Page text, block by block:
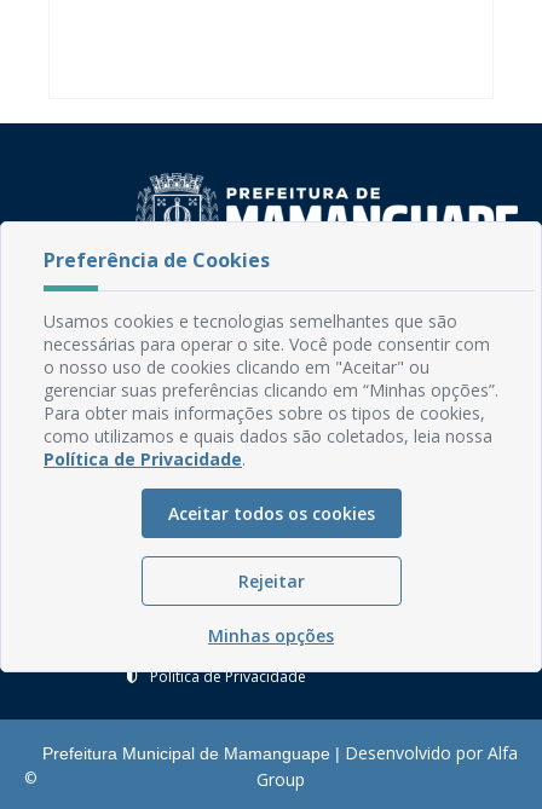
CEP: 58.280-000 - Mamanguape/PB
Fone: (83) 3292-2246
Email: comunicacao@mamanguape.pb.gov.br
Expediente: Segunda à Sexta, das 08h às 13h
Mapa do Site
Perguntas frequentes
Ouvidoria
Serviços Internos
Política de Privacidade
©
Prefeitura Municipal de Mamanguape | Desenvolvido por Alfa
Group
Preferência de Cookies
Usamos cookies e tecnologias semelhantes que são
necessárias para operar o site. Você pode consentir com
o nosso uso de cookies clicando em "Aceitar" ou
gerenciar suas preferências clicando em “Minhas opções”.
Para obter mais informações sobre os tipos de cookies,
como utilizamos e quais dados são coletados, leia nossa
Política de Privacidade.
Aceitar todos os cookies
Rejeitar
Minhas opções